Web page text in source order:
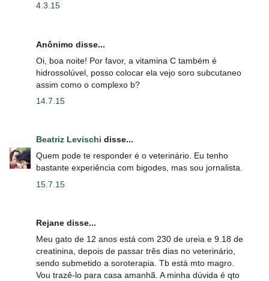
4.3.15
Anônimo disse...
Oi, boa noite! Por favor, a vitamina C também é
hidrossolúvel, posso colocar ela vejo soro subcutaneo
assim como o complexo b?
14.7.15
Beatriz Levischi disse...
Quem pode te responder é o veterinário. Eu tenho
bastante experiência com bigodes, mas sou jornalista.
15.7.15
Rejane disse...
Meu gato de 12 anos está com 230 de ureia e 9.18 de
creatinina, depois de passar três dias no veterinário,
sendo submetido a soroterapia. Tb está mto magro.
Vou trazê-lo para casa amanhã. A minha dúvida é qto